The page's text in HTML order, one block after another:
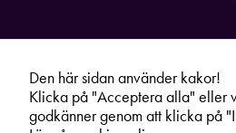
Kontakta din lokala Fronta expert
Fronta Sverige AB
Den här sidan använder kakor!
Klicka på "Acceptera alla" eller
godkänner genom att klicka på